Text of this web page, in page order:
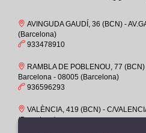
38M
39
39-
39M
4-6
COIMBRA
CHAMPION
PUMA
BAERCHI, S.A.
POPA
AVINGUDA GAUDÍ, 36 (BCN) -
(Barcelona)
933478910
RAMBLA DE POBLENOU, 77
Barcelona - 08005 (Barcelona)
936596293
VALÈNCIA, 419 (BCN) - C/
(Barcelona)